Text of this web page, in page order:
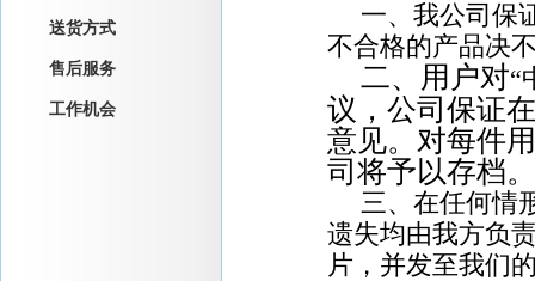
送货方式
售后服务
工作机会
一、我公司保
不合格的产品决
二、用户对“
议，公司保证
意见。对每件
司将予以存档。
三、在任何情
遗失均由我方负
片，并发至我们